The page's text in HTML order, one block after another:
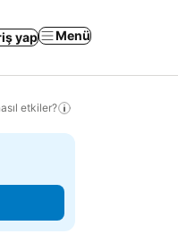
yap Menü
etkiler?